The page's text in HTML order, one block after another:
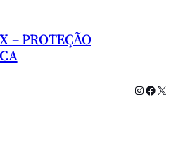
– PROTEÇÃO
Instagram
X